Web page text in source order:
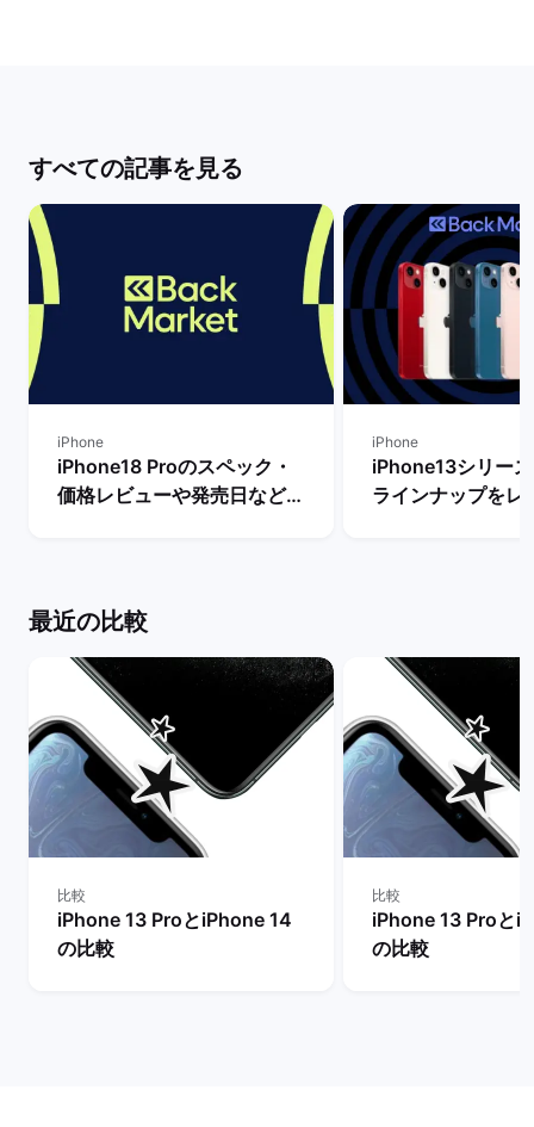
すべての記事を見る
iPhone
iPhone18 Proのスペック・
価格レビューや発売日など最
iPhone
iPhone13シリー
ラインナップをレ
最近の比較
比較
iPhone 13 ProとiPhone 14
の比較
比較
iPhone 13 Proと
の比較